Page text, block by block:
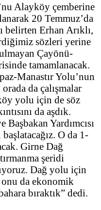
Alayköy çemberine
20 Temmuz’da
belirten Erhan Arıklı,
sözleri yerine
Çayönü-
tamamlanacak.
Manastır Yolu’nun
da çalışmalar
yolu için de söz
da aşdık.
Yardımcısı
O da 1-
Girne Dağ
şeridi
Dağ yolu için
da ekonomik
bıraktık” dedi.